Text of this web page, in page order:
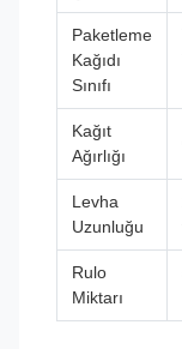
Paketleme
Kağıdı
Sınıfı
Kağıt
Ağırlığı
Levha
Uzunluğu
Rulo
Miktarı